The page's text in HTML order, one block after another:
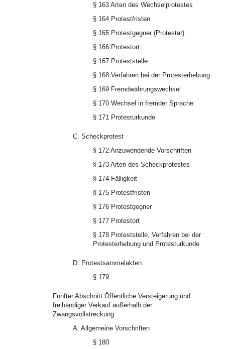
§ 163 Arten des Wechselprotestes
§ 164 Protestfristen
§ 165 Protestgegner (Protestat)
§ 166 Protestort
§ 167 Proteststelle
§ 168 Verfahren bei der Protesterhebung
§ 169 Fremdwährungswechsel
§ 170 Wechsel in fremder Sprache
§ 171 Protesturkunde
C. Scheckprotest
§ 172 Anzuwendende Vorschriften
§ 173 Arten des Scheckprotestes
§ 174 Fälligkeit
§ 175 Protestfristen
§ 176 Protestgegner
§ 177 Protestort
§ 178 Proteststelle, Verfahren bei der
Protesterhebung und Protesturkunde
D. Protestsammelakten
§ 179
Fünfter Abschnitt Öffentliche Versteigerung und
freihändiger Verkauf außerhalb der
Zwangsvollstreckung
A. Allgemeine Vorschriften
§ 180